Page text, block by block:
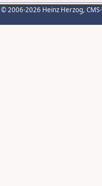
© 2006-2026 Heinz Herzog,